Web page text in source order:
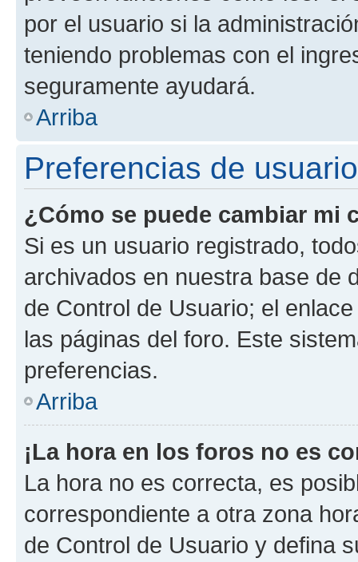
por el usuario si la
teniendo problemas con el
seguramente ayudará.
Arriba
Preferencias de
¿Cómo se puede cambiar mi
Si es un usuario registrado,
archivados en nuestra base de
de Control de Usuario; el
las páginas del foro. Este
preferencias.
Arriba
¡La hora en los foros no es
La hora no es correcta, es
correspondiente a otra zona
de Control de Usuario y defina